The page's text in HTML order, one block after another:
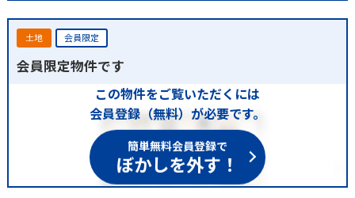
土地 会員限定
会員限定物件です
この物件をご覧いただくには
会員登録（無料）が必要です。
簡単無料会員登録で
ぼかしを外す！